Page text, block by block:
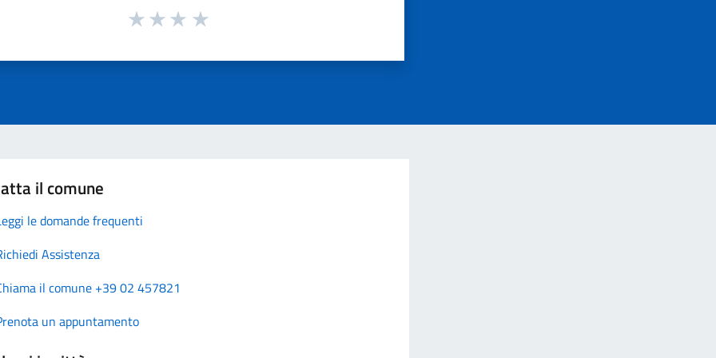
il comune
le domande frequenti
Assistenza
il comune +39 02 457821
un appuntamento